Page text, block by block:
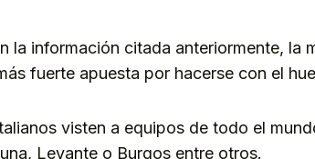
la información citada anteriormente, la
fuerte apuesta por hacerse con el
visten a equipos de todo el
Levante o Burgos entre otros.